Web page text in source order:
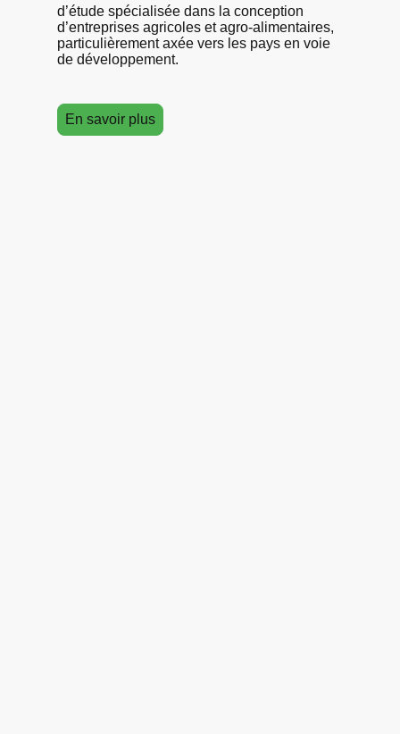
d’étude spécialisée dans la conception
d’entreprises agricoles et agro-alimentaires,
particulièrement axée vers les pays en voie
de développement.
En savoir plus